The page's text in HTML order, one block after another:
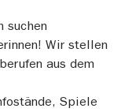
suchen
Wir stellen
aus dem
Spiele